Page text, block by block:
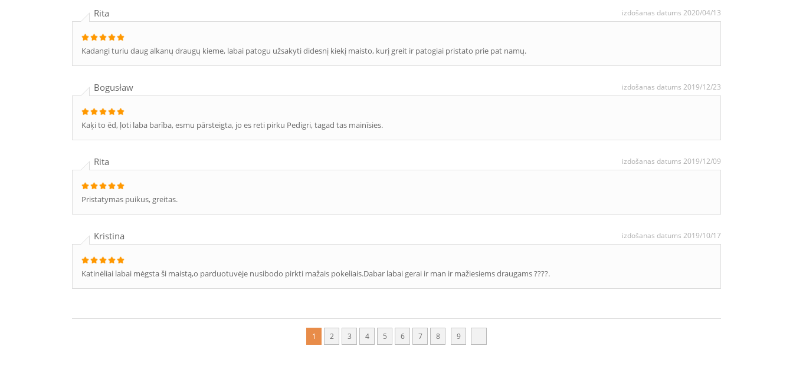
Rita izdošanas datums 2020/04/13
Kadangi turiu daug alkanų draugų kieme, labai patogu užsakyti didesnį kiekį maisto, kurį greit ir patogiai pristato prie pat namų.
Bogusław izdošanas datums 2019/12/23
Kaķi to ēd, ļoti laba barība, esmu pārsteigta, jo es reti pirku Pedigri, tagad tas mainīsies.
Rita izdošanas datums 2019/12/09
Pristatymas puikus, greitas.
Kristina izdošanas datums 2019/10/17
Katinėliai labai mėgsta ši maistą,o parduotuvėje nusibodo pirkti mažais pokeliais.Dabar labai gerai ir man ir mažiesiems draugams ????.
1 2 3 4 5 6 7 8 9